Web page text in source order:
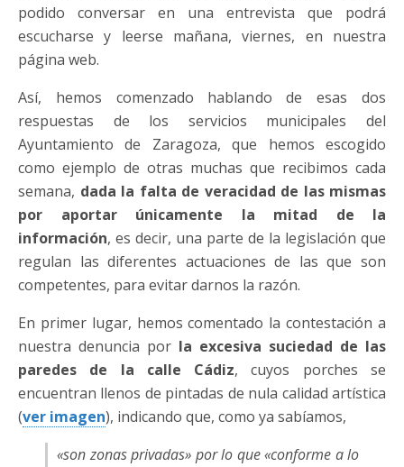
podido conversar en una entrevista que podrá
escucharse y leerse mañana, viernes, en nuestra
página web.
Así, hemos comenzado hablando de esas dos
respuestas de los servicios municipales del
Ayuntamiento de Zaragoza, que hemos escogido
como ejemplo de otras muchas que recibimos cada
semana, dada la falta de veracidad de las mismas
por aportar únicamente la mitad de la
información, es decir, una parte de la legislación que
regulan las diferentes actuaciones de las que son
competentes, para evitar darnos la razón.
En primer lugar, hemos comentado la contestación a
nuestra denuncia por la excesiva suciedad de las
paredes de la calle Cádiz, cuyos porches se
encuentran llenos de pintadas de nula calidad artística
(ver imagen), indicando que, como ya sabíamos,
«son zonas privadas» por lo que«conforme a lo